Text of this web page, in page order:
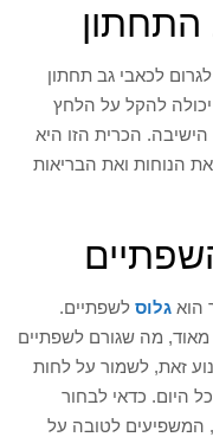
לכאבי גב תחתון
יכולה להקל על הלחץ
הכרית הזו היא
הנוחות ואת הבריאות
הוא גלוס לשפתיים.
מאוד, מה שגורם לשפתיים
זאת, לשמור על לחות
היום. כדאי לבחור
המשפיעים לטובה על